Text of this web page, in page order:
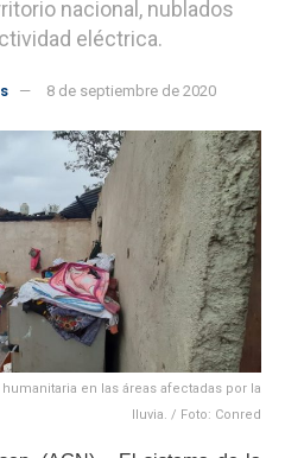
nacional, nublados
eléctrica.
8 de septiembre de 2020
en las áreas afectadas por la
lluvia. / Foto: Conred